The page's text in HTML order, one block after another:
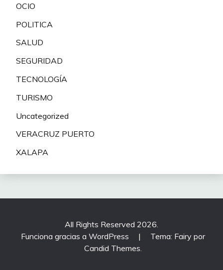
OCIO
POLITICA
SALUD
SEGURIDAD
TECNOLOGÍA
TURISMO
Uncategorized
VERACRUZ PUERTO
XALAPA
All Rights Reserved 2026.
Funciona gracias a WordPress
|
Tema: Fairy por
Candid Themes.